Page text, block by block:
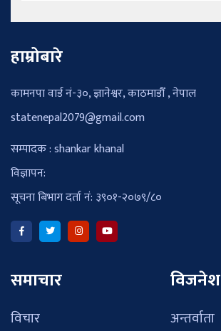
हाम्रोबारे
कामनपा वार्ड नं-३०, ज्ञानेश्वर, काठमाडौँ , नेपाल
statenepal2079@gmail.com
सम्पादक : shankar khanal
विज्ञापन:
सूचना बिभाग दर्ता नं: ३९०१-२०७९/८०
समाचार
विचार
विजनेश
अन्तर्वाता